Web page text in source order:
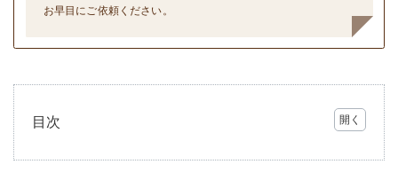
お早目にご依頼ください。
目次
外壁